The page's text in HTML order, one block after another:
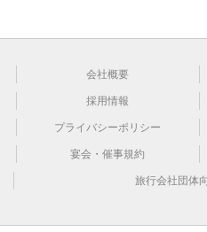
会社概要
採用情報
プライバシーポリシー
宴会・催事規約
旅行会社団体